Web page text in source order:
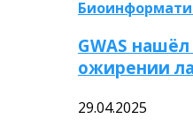
GWAS
ожирении
29.04.2025